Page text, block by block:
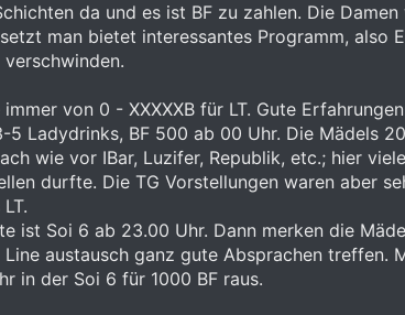
da und es ist BF zu zahlen. Die
man bietet interessantes Programm,
von 0 - XXXXXB für LT. Gute
5 Ladydrinks, BF 500 ab 00 Uhr. Die Mädels
wie vor IBar, Luzifer, Republik, etc.; hier
durfte. Die TG Vorstellungen waren aber
ist Soi 6 ab 23.00 Uhr. Dann merken die
austausch ganz gute Absprachen
in der Soi 6 für 1000 BF raus.